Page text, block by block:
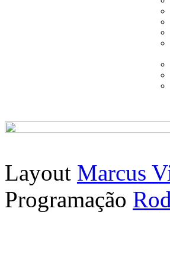
Layout Marcus
Programação